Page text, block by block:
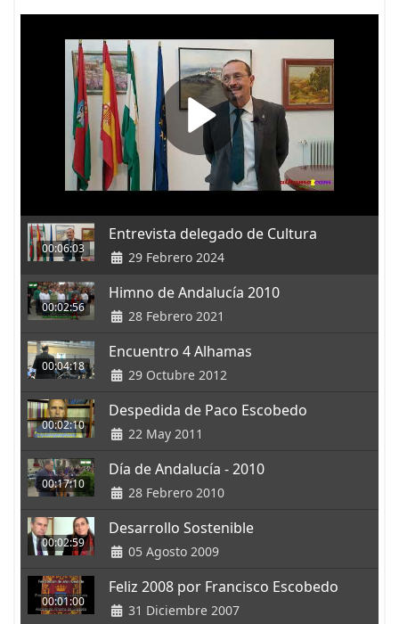
00:06:03
Entrevista delegado de Cultura
29 Febrero 2024
00:02:56
Himno de Andalucía 2010
28 Febrero 2021
00:04:18
Encuentro 4 Alhamas
29 Octubre 2012
00:02:10
Despedida de Paco Escobedo
22 May 2011
00:17:10
Día de Andalucía - 2010
28 Febrero 2010
00:02:59
Desarrollo Sostenible
05 Agosto 2009
00:01:00
Feliz 2008 por Francisco Escobedo
31 Diciembre 2007